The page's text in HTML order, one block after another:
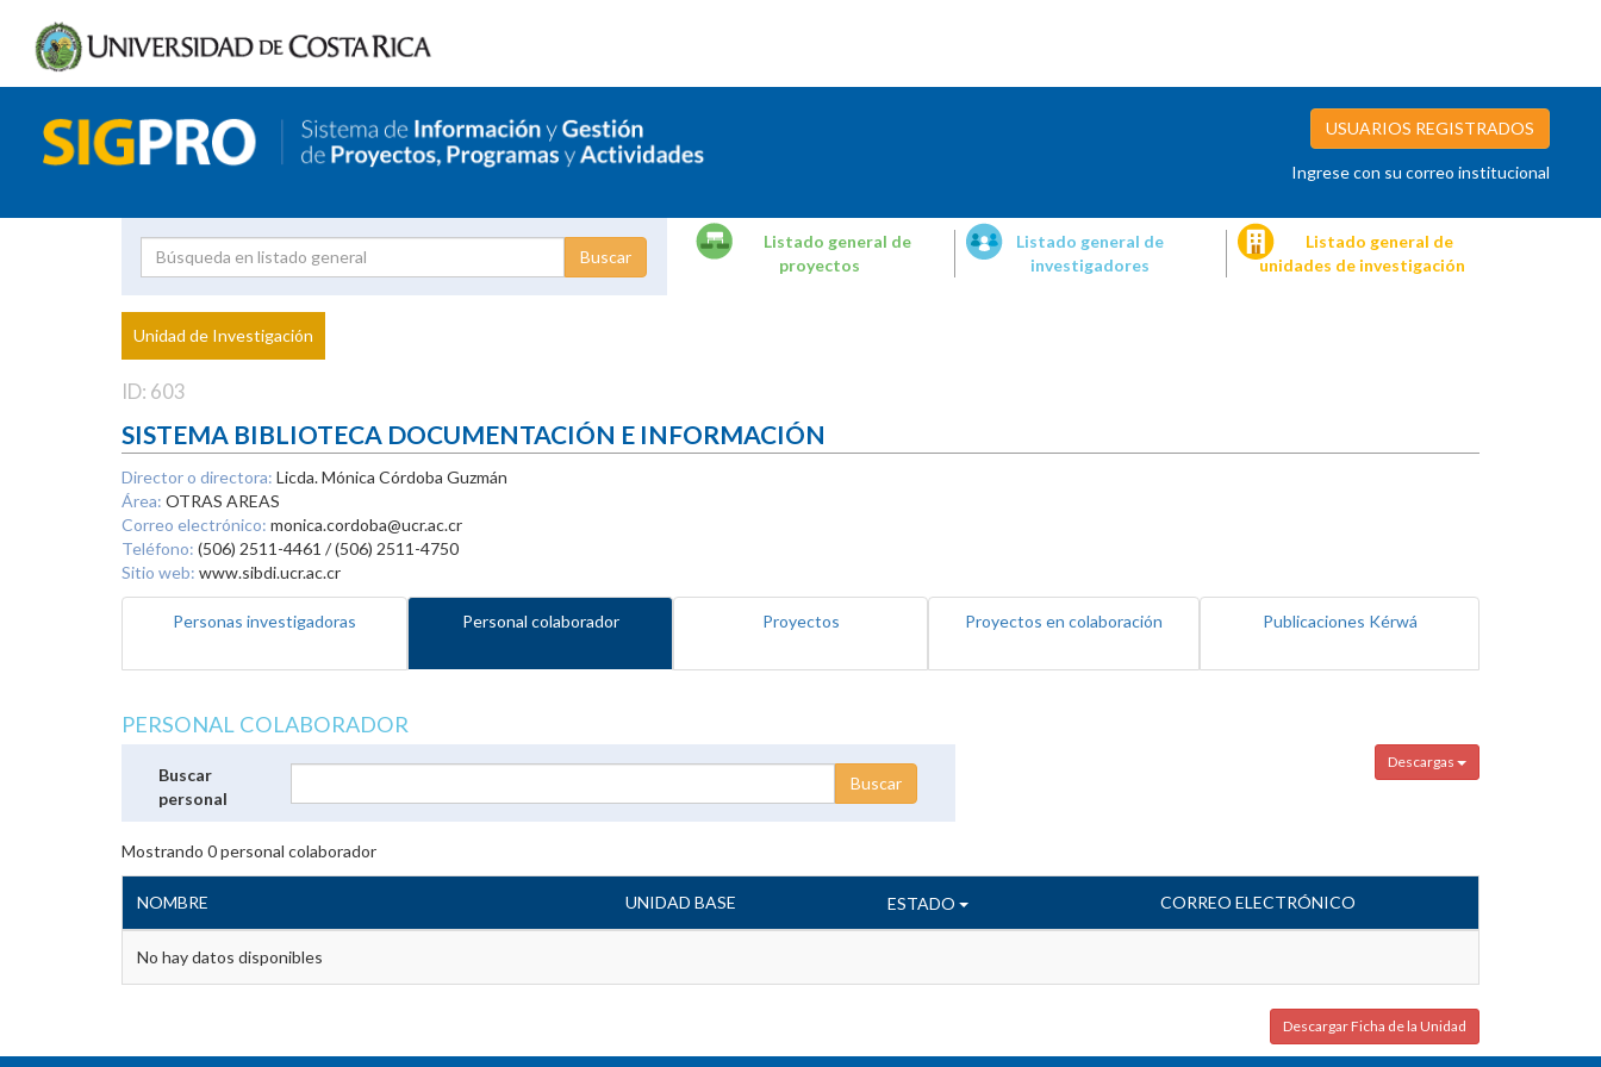
USUARIOS REGISTRADOS
Ingrese con su correo institucional
Proyecto
Investigador
Listado general de
proyectos
Listado general de
investigadores
Listado general de
unidades de investigación
Unidad de Investigación
ID: 603
SISTEMA BIBLIOTECA DOCUMENTACIÓN E INFORMACIÓN
Director o directora: Licda. Mónica Córdoba Guzmán
Área: OTRAS AREAS
Correo electrónico: monica.cordoba@ucr.ac.cr
Teléfono: (506) 2511-4461 / (506) 2511-4750
Sitio web: www.sibdi.ucr.ac.cr
Personas investigadoras Personal colaborador Proyectos Proyectos en colaboración Publicaciones Kérwá
PERSONAL COLABORADOR
Descargas
Buscar
personal
Mostrando 0personal colaborador
NOMBRE UNIDAD BASE ESTADO CORREO ELECTRÓNICO
No hay datos disponibles
Descargar Ficha de la Unidad